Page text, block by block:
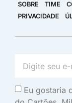
SOBRE TIME
PRIVACIDADE
Eu gostaria